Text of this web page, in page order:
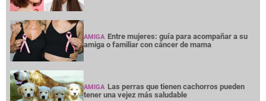
AMIGA Entre mujeres: guía para acompañar a su
amiga o familiar con cáncer de mama
AMIGA Las perras que tienen cachorros pueden
tener una vejez más saludable